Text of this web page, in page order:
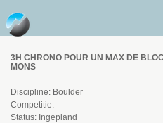
3H CHRONO POUR UN MAX DE
MONS
Discipline: Boulder
Competitie:
Status: Ingepland